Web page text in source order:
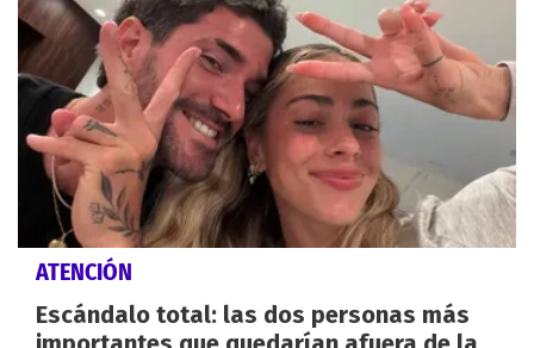
ATENCIÓN
Escándalo total: las dos personas más